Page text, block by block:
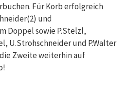
Für Korb erfolgreich
und
Doppel sowie P.Stelzl,
U.Strohschneider und P.Walter
Zweite weiterhin auf